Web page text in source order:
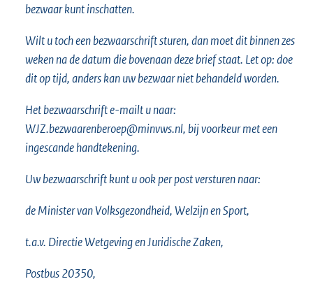
n
l
i
n
k
bezwaar kunt inschatten.
Wilt u toch een bezwaarschrift sturen, dan moet dit binnen zes
weken na de datum die bovenaan deze brief staat. Let op: doe
dit op tijd, anders kan uw bezwaar niet behandeld worden.
Het bezwaarschrift e-mailt u naar:
WJZ.bezwaarenberoep@minvws.nl, bij voorkeur met een
ingescande handtekening.
Uw bezwaarschrift kunt u ook per post versturen naar:
de Minister van Volksgezondheid, Welzijn en Sport,
t.a.v. Directie Wetgeving en Juridische Zaken,
Postbus 20350,